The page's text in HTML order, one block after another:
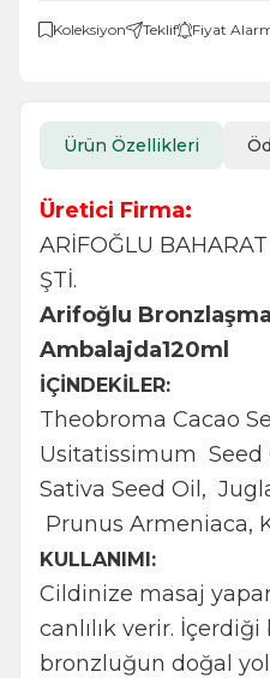
Koleksiyon Teklif Fiyat
Ürün Özellikleri
Üretici Firma:
ARİFOĞLU
ŞTİ.
Arifoğlu
Ambalajda120ml
İÇİNDEKİLER:
Theobroma Cacao
Usitatissimum Seed
Sativa Seed Oil,
Prunus Armeniaca,
KULLANIMI:
Cildinize masaj
canlılık verir.
bronzluğun doğal